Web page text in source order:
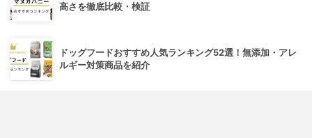
高さを徹底比較・検証
ドッグフードおすすめ人気ランキング52選！無添加・アレ
ルギー対策商品を紹介